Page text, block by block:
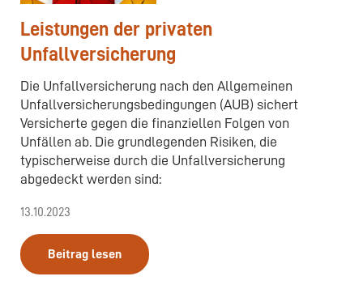
Leistungen der privaten
Unfallversicherung
Die Unfallversicherung nach den Allgemeinen
Unfallversicherungsbedingungen (AUB) sichert
Versicherte gegen die finanziellen Folgen von
Unfällen ab. Die grundlegenden Risiken, die
typischerweise durch die Unfallversicherung
abgedeckt werden sind:
13.10.2023
Beitrag lesen